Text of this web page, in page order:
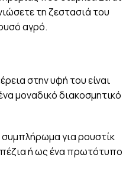
τη ζεστασιά του
αγρό.
στην υφή του είναι
μοναδικό διακοσμητικό
για ρουστίκ
ή ως ένα πρωτότυπο